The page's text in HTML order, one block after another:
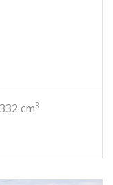
cm3